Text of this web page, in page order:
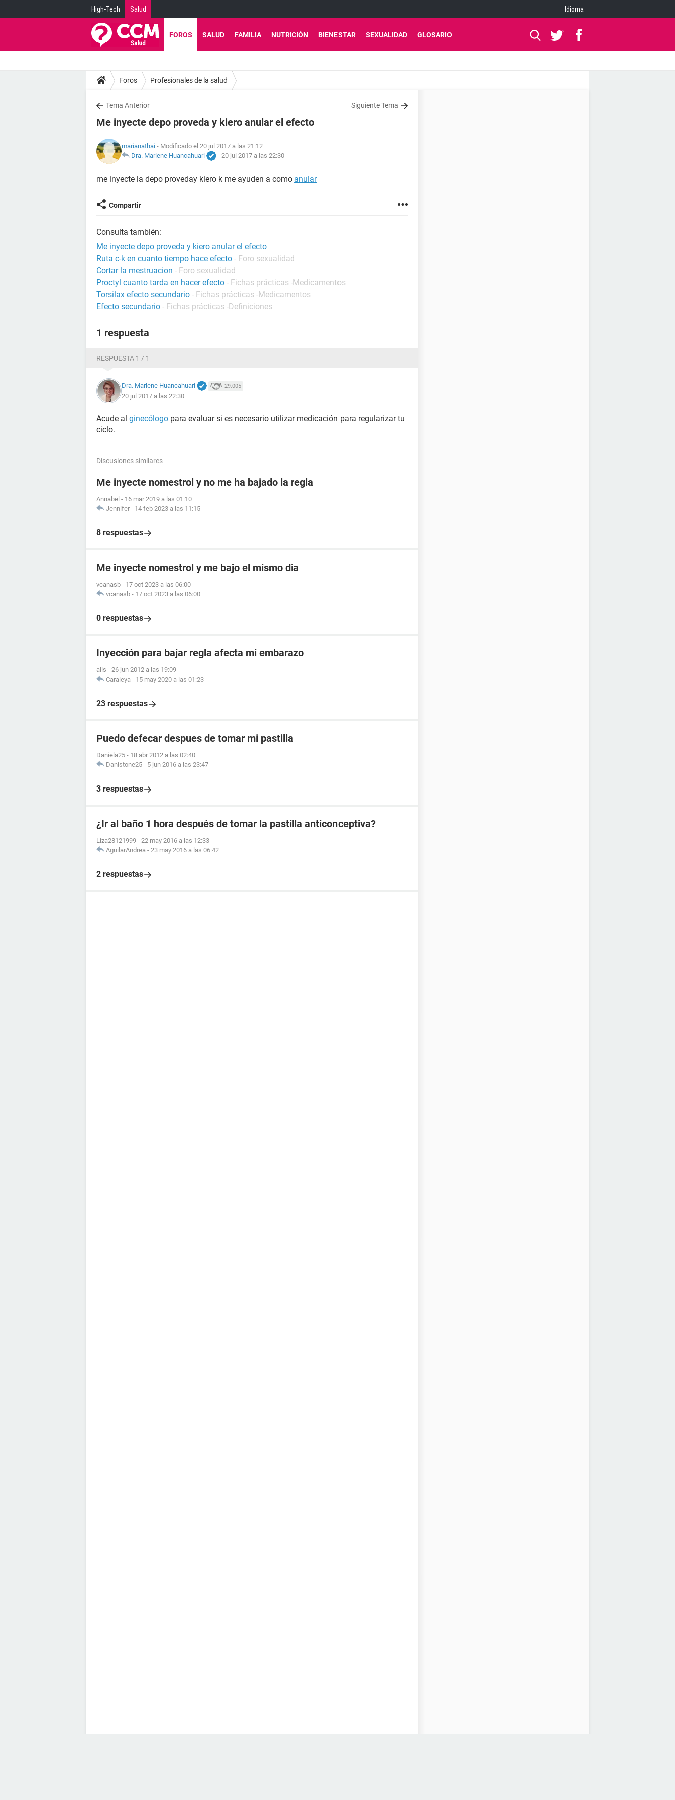
High-Tech Salud Idioma
FOROS SALUD FAMILIA NUTRICIÓN BIENESTAR SEXUALIDAD GLOSARIO
Foros Profesionales de la salud
Tema Anterior Siguiente Tema
Me inyecte depo proveda y kiero anular el efecto
marianathai - Modificado el 20 jul 2017 a las 21:12
Dra. Marlene Huancahuari
- 20 jul 2017 a las 22:30
me inyecte la depo proveday kiero k me ayuden a como anular
Compartir
Consulta también:
Me inyecte depo proveda y kiero anular el efecto
Ruta c-k en cuanto tiempo hace efecto - Foro sexualidad
Cortar la mestruacion - Foro sexualidad
Proctyl cuanto tarda en hacer efecto - Fichas prácticas -Medicamentos
Torsilax efecto secundario - Fichas prácticas -Medicamentos
Efecto secundario - Fichas prácticas -Definiciones
1 respuesta
RESPUESTA 1 / 1
Dra. Marlene Huancahuari 29.005
20 jul 2017 a las 22:30
Acude al ginecólogo para evaluar si es necesario utilizar medicación para regularizar tu
ciclo.
Discusiones similares
Me inyecte nomestrol y no me ha bajado la regla
Annabel - 16 mar 2019 a las 01:10
Jennifer - 14 feb 2023 a las 11:15
8 respuestas
Me inyecte nomestrol y me bajo el mismo dia
vcanasb - 17 oct 2023 a las 06:00
vcanasb - 17 oct 2023 a las 06:00
0 respuestas
Inyección para bajar regla afecta mi embarazo
alis - 26 jun 2012 a las 19:09
Caraleya - 15 may 2020 a las 01:23
23 respuestas
Puedo defecar despues de tomar mi pastilla
Daniela25 - 18 abr 2012 a las 02:40
Danistone25 - 5 jun 2016 a las 23:47
3 respuestas
¿Ir al baño 1 hora después de tomar la pastilla anticonceptiva?
Liza28121999 - 22 may 2016 a las 12:33
AguilarAndrea - 23 may 2016 a las 06:42
2 respuestas